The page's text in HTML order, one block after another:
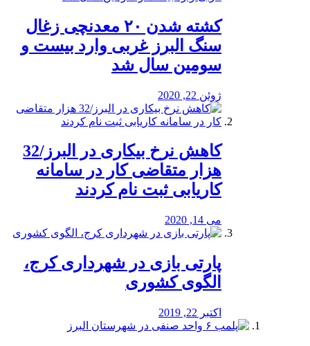
کشته شدن ۲۰ معدنچی زغال
سنگ البرز غربی وارد بیست و
سومین سال شد
ژوئن 22, 2020
کاهش نرخ بیکاری در البرز/32
هزار متقاضی کار در سامانه
کاریابی ثبت نام کردند
می 14, 2020
پارتی بازی در شهرداری کرج،
الگوی کشوری
اکتبر 22, 2019